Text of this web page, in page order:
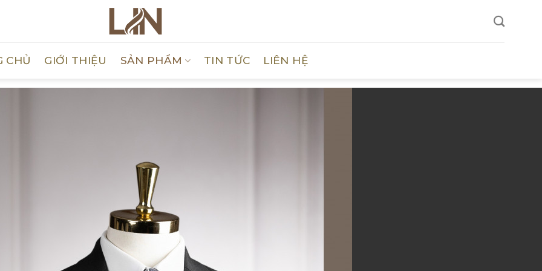
CHỦ GIỚI THIỆU SẢN PHẨM TIN TỨC LIÊN HỆ